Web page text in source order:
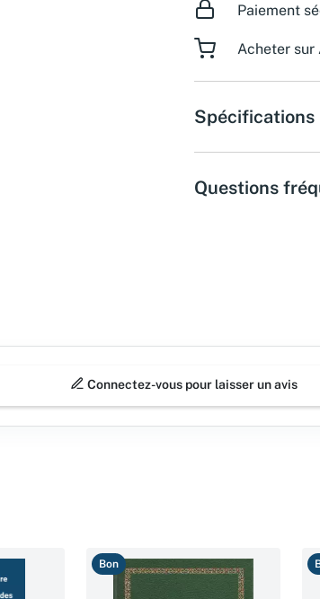
Paiement
Acheter sur
Spécifications
Questions
Connectez-vous pour laisser un avis
Bon